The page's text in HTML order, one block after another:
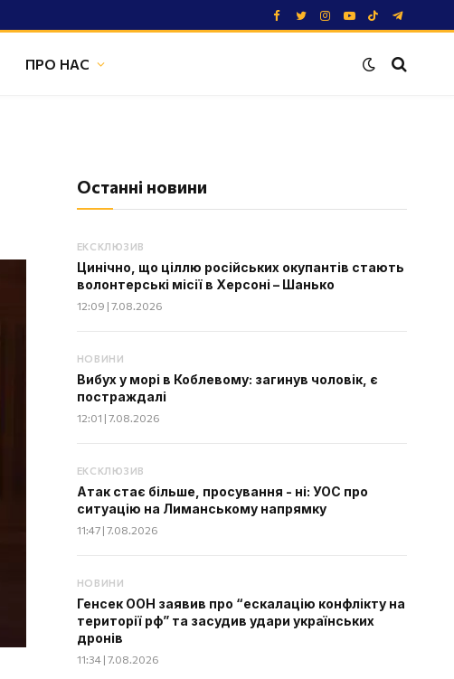
Facebook
TwitterInstagram
YouTube
TikTokTelegram
ПРО НАС
Останні новини
ЕКСКЛЮЗИВ
Цинічно, що ціллю російських окупантів стають
волонтерські місії в Херсоні – Шанько
12:09 | 7.08.2026
НОВИНИ
Вибух у морі в Коблевому: загинув чоловік, є
постраждалі
12:01 | 7.08.2026
ЕКСКЛЮЗИВ
Атак стає більше, просування - ні: УОС про
ситуацію на Лиманському напрямку
11:47 | 7.08.2026
НОВИНИ
Генсек ООН заявив про “ескалацію конфлікту на
території рф” та засудив удари українських
дронів
11:34 | 7.08.2026